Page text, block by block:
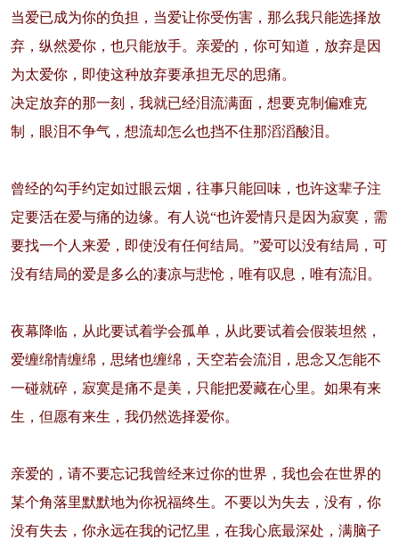
当爱已成为你的负担，当爱让你受伤害，那么我只能选择放
弃，纵然爱你，也只能放手。亲爱的，你可知道，放弃是因
为太爱你，即使这种放弃要承担无尽的思痛。
决定放弃的那一刻，我就已经泪流满面，想要克制偏难克
制，眼泪不争气，想流却怎么也挡不住那滔滔酸泪。
曾经的勾手约定如过眼云烟，往事只能回味，也许这辈子注
定要活在爱与痛的边缘。有人说“也许爱情只是因为寂寞，需
要找一个人来爱，即使没有任何结局。”爱可以没有结局，可
没有结局的爱是多么的凄凉与悲怆，唯有叹息，唯有流泪。
夜幕降临，从此要试着学会孤单，从此要试着会假装坦然，
爱缠绵情缠绵，思绪也缠绵，天空若会流泪，思念又怎能不
一碰就碎，寂寞是痛不是美，只能把爱藏在心里。如果有来
生，但愿有来生，我仍然选择爱你。
亲爱的，请不要忘记我曾经来过你的世界，我也会在世界的
某个角落里默默地为你祝福终生。不要以为失去，没有，你
没有失去，你永远在我的记忆里，在我心底最深处，满脑子